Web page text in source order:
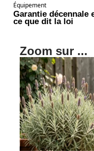
Équipement
Garantie décennale
ce que dit la loi
Zoom sur ...